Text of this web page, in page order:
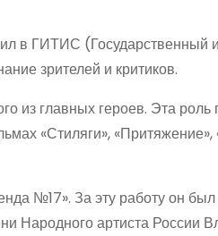
в ГИТИС (Государственный
зрителей и критиков.
из главных героев. Эта
«Стиляги», «Притяжение»,
№17». За эту работу он
Народного артиста России